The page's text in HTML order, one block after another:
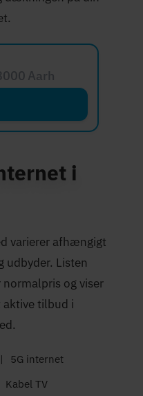
Aarhus C
i
varierer afhængigt
udbyder. Listen
og viser
aktive tilbud i
|
5G internet
Kabel TV